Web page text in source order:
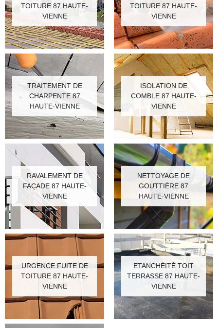
TOITURE 87 HAUTE-
VIENNE
TOITURE 87 HAUTE-
VIENNE
TRAITEMENT DE
CHARPENTE 87
HAUTE-VIENNE
ISOLATION DE
COMBLE 87 HAUTE-
VIENNE
RAVALEMENT DE
FAÇADE 87 HAUTE-
VIENNE
NETTOYAGE DE
GOUTTIÈRE 87
HAUTE-VIENNE
URGENCE FUITE DE
TOITURE 87 HAUTE-
VIENNE
ETANCHÉITÉ TOIT
TERRASSE 87 HAUTE-
VIENNE